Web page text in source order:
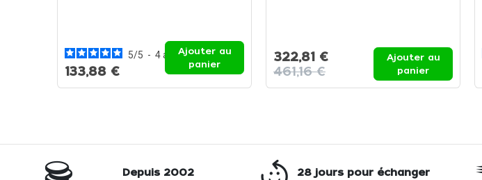
5/5 - 4avis
133,88 €
Ajouter au
panier
322,81 €
461,16 €
Ajouter au
panier
Depuis 2002 28 jours pour échanger